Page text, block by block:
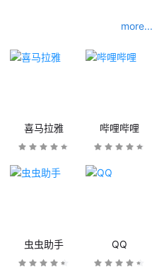
more...
喜马拉雅 哔哩哔哩
虫虫助手 QQ